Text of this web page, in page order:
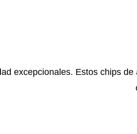
excepcionales. Estos chips